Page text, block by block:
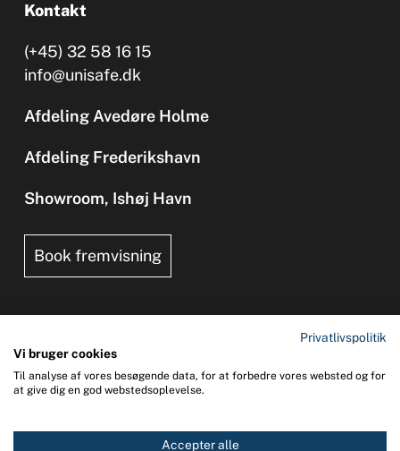
Kontakt
(+45) 32 58 16 15
info@unisafe.dk
Afdeling Avedøre Holme
Afdeling Frederikshavn
Showroom, Ishøj Havn
Book fremvisning
Copyright 2026 © UNI-SAFE Safety at Sea
CVR: 65015013
Privatlivspolitik
Vi bruger cookies
Til analyse af vores besøgende data, for at forbedre vores websted og for
at give dig en god webstedsoplevelse.
Accepter alle